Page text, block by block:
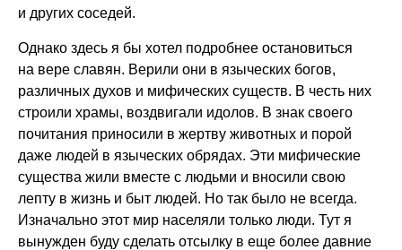
и других соседей.
Однако здесь я бы хотел подробнее остановиться
на вере славян. Верили они в языческих богов,
различных духов и мифических существ. В честь них
строили храмы, воздвигали идолов. В знак своего
почитания приносили в жертву животных и порой
даже людей в языческих обрядах. Эти мифические
существа жили вместе с людьми и вносили свою
лепту в жизнь и быт людей. Но так было не всегда.
Изначально этот мир населяли только люди. Тут я
вынужден буду сделать отсылку в еще более давние